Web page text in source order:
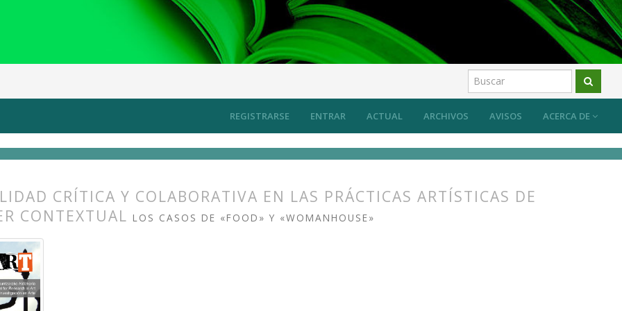
ACTUAL ARCHIVOS AVISOS ACERCA DE
REGISTRARSE ENTRAR
pública y política Artículos
CRÍTICA Y COLABORATIVA EN LAS PRÁCTICAS ARTÍSTICAS DE
CONTEXTUAL LOS CASOS DE «FOOD» Y «WOMANHOUSE»